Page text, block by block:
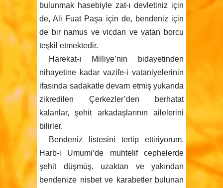
bulunmak hasebiyle zat-ı devletiniz için
de, Ali Fuat Paşa için de, bendeniz için
de bir namus ve vicdan ve vatan borcu
teşkil etmektedir.
Harekat-ı Milliye’nin bidayetinden
nihayetine kadar vazife-i vataniyelerinin
ifasında sadakatle devam etmiş yukarıda
zikredilen Çerkezler’den berhatat
kalanlar, şehit arkadaşlarının ailelerini
bilirler.
Bendeniz listesini tertip ettiriyorum.
Harb-i Umumi’de muhtelif cephelerde
şehit düşmüş, uzaktan ve yakından
bendenize nisbet ve karabetler bulunan